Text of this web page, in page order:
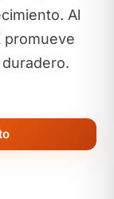
Al
promueve